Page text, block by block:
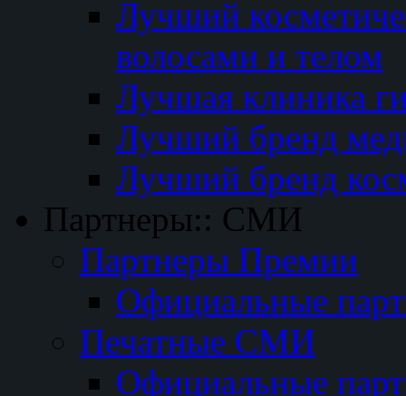
Лучший
волосами и телом
Лучшая клиника
Лучший бренд
Лучший бренд
Партнеры:: СМИ
Партнеры Премии
Официальные
Печатные СМИ
Официальные